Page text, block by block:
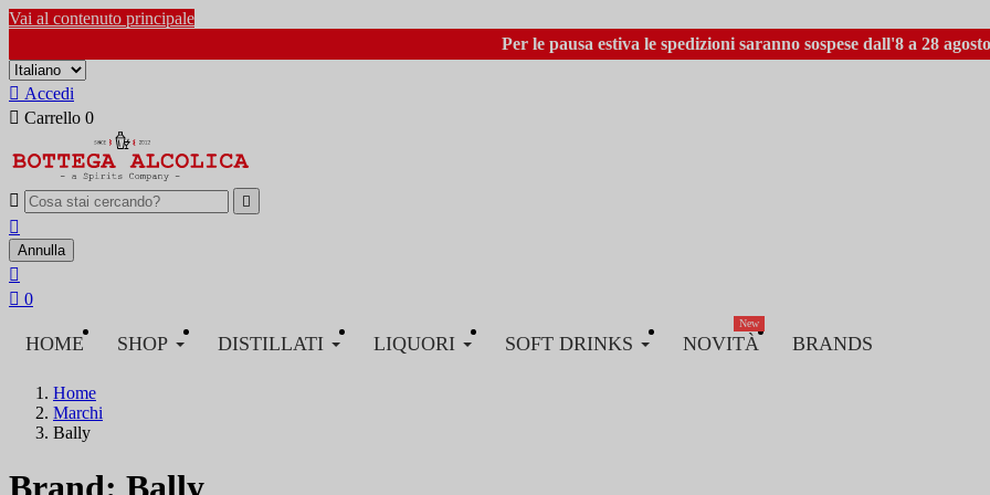
Vai al contenuto principale
Per le pausa estiva le spedizioni saranno sospese dall'8 a 28
 Accedi
 Carrello 0
 

Annulla

 0
HOME SHOP DISTILLATI LIQUORI SOFT DRINKS NOVITÀ
New
BRANDS
Home
Marchi
Bally
Brand: Bally